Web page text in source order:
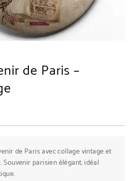
de Paris –
de Paris avec collage vintage et
parisien élégant, idéal